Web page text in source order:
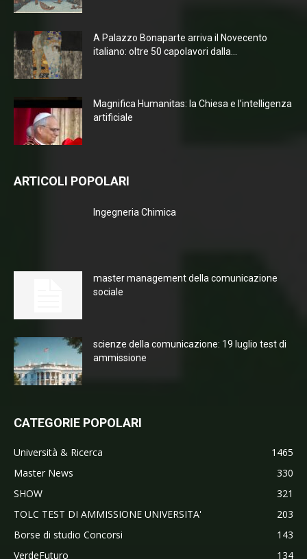
A Palazzo Bonaparte arriva il Novecento
italiano: oltre 50 capolavori dalla...
Magnifica Humanitas: la Chiesa e l’intelligenza
artificiale
ARTICOLI POPOLARI
Ingegneria Chimica
master management della comunicazione
sociale
scienze della comunicazione: 19 luglio test di
ammissione
CATEGORIE POPOLARI
Università & Ricerca
1465
Master News
330
SHOW
321
TOLC TEST DI AMMISSIONE UNIVERSITA'
203
Borse di studio Concorsi
143
VerdeFuturo
134